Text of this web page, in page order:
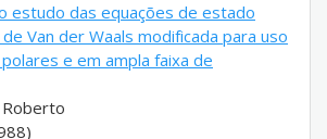
estudo das equações de estado
Van der Waals modificada para uso
e em ampla faixa de